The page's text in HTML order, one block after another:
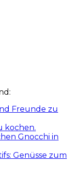
Freunde zu
kochen.
Gnocchi in
Genüsse zum